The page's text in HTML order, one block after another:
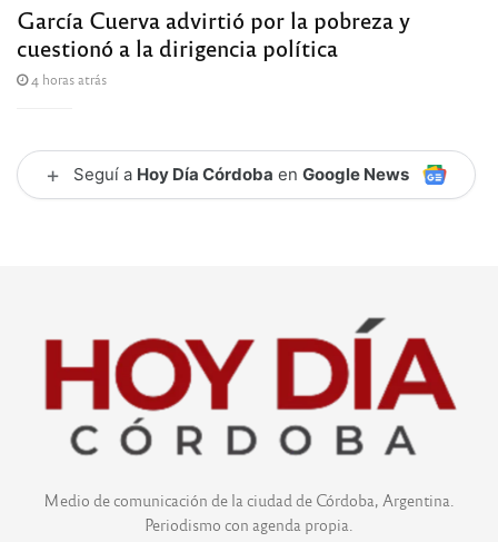
García Cuerva advirtió por la pobreza y
cuestionó a la dirigencia política
4 horas atrás
+ Seguí a Hoy Día Córdoba en Google News
Medio de comunicación de la ciudad de Córdoba, Argentina.
Periodismo con agenda propia.